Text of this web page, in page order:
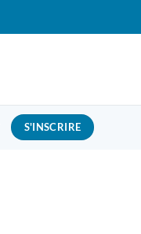
S'INSCRIRE